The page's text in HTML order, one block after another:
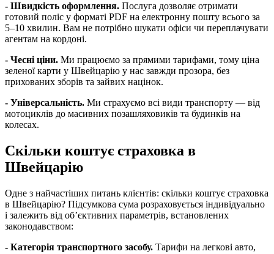
- Швидкість оформлення. Послуга дозволяє отримати
готовий поліс у форматі PDF на електронну пошту всього за
5–10 хвилин. Вам не потрібно шукати офіси чи переплачувати
агентам на кордоні.
- Чесні ціни. Ми працюємо за прямими тарифами, тому ціна
зеленої карти у Швейцарію у нас завжди прозора, без
прихованих зборів та зайвих націнок.
- Універсальність. Ми страхуємо всі види транспорту — від
мотоциклів до масивних позашляховиків та будинків на
колесах.
Скільки коштує страховка в
Швейцарію
Одне з найчастіших питань клієнтів: скільки коштує страховка
в Швейцарію? Підсумкова сума розраховується індивідуально
і залежить від об’єктивних параметрів, встановлених
законодавством:
- Категорія транспортного засобу. Тарифи на легкові авто,